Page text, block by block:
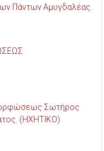
Πάντων Αμυγδαλέας.
Σωτήρος
(ΗΧΗΤΙΚΟ)